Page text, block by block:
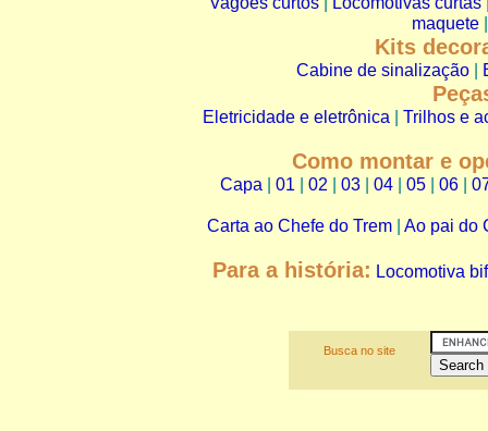
maquete
Kits
Cabine de sinalização |
Eletricidade e eletrônica | Trilhos e
Como montar e
Capa | 01 | 02 | 03 | 04 | 05 | 06 |
Carta ao Chefe do Trem| Ao pai do
Para a história: Locomotiva
Busca no site